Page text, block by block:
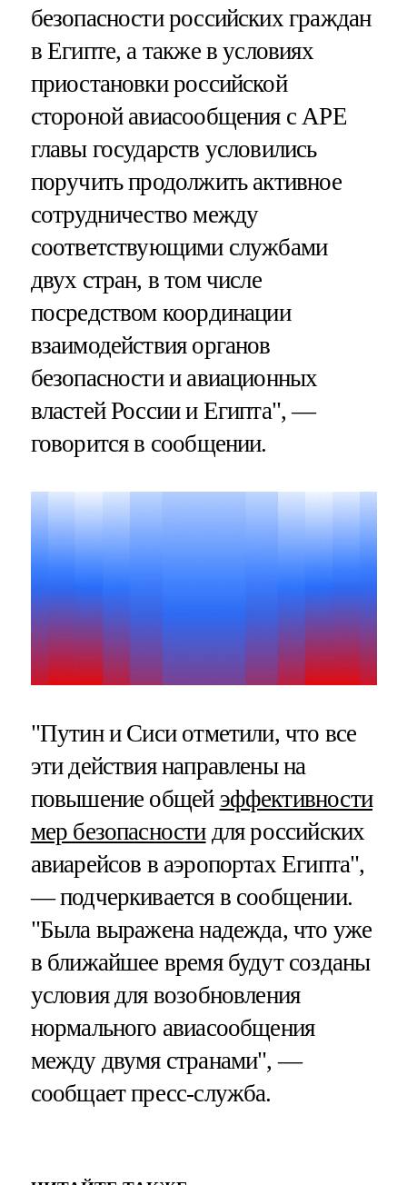
безопасности российских граждан
в Египте, а также в условиях
приостановки российской
стороной авиасообщения с АРЕ
главы государств условились
поручить продолжить активное
сотрудничество между
соответствующими службами
двух стран, в том числе
посредством координации
взаимодействия органов
безопасности и авиационных
властей России и Египта", —
говорится в сообщении.
"Путин и Сиси отметили, что все
эти действия направлены на
повышение общей эффективности
мер безопасностидля российских
авиарейсов в аэропортах Египта",
— подчеркивается в сообщении.
"Была выражена надежда, что уже
в ближайшее время будут созданы
условия для возобновления
нормального авиасообщения
между двумя странами", —
сообщает пресс-служба.